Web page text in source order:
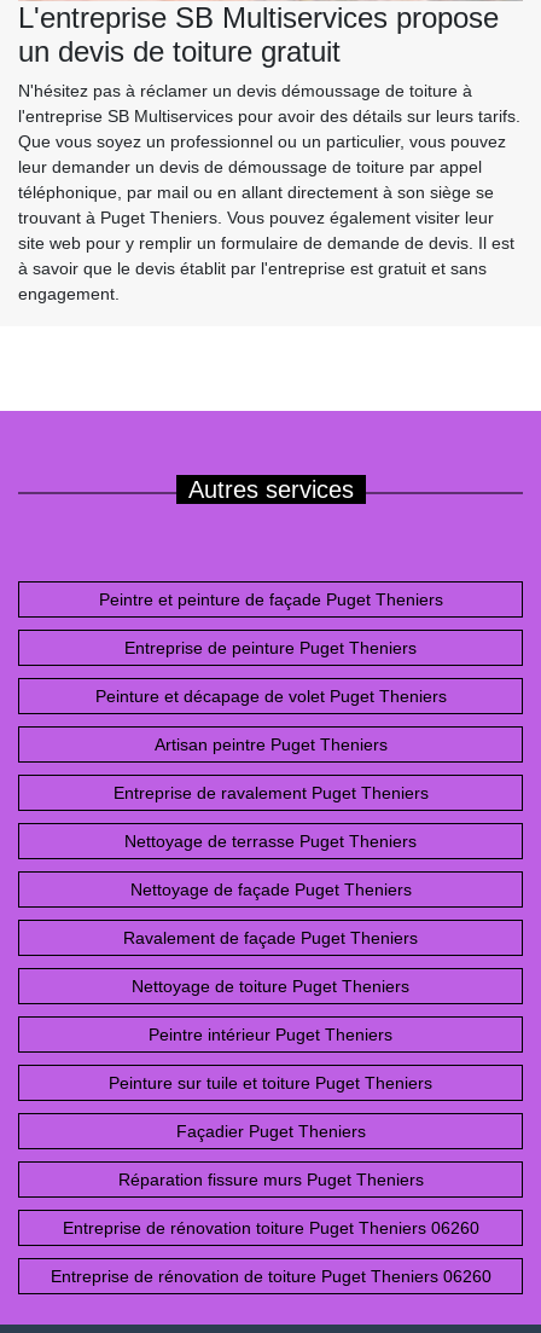
L'entreprise SB Multiservices propose
un devis de toiture gratuit
N'hésitez pas à réclamer un devis démoussage de toiture à
l'entreprise SB Multiservices pour avoir des détails sur leurs tarifs.
Que vous soyez un professionnel ou un particulier, vous pouvez
leur demander un devis de démoussage de toiture par appel
téléphonique, par mail ou en allant directement à son siège se
trouvant à Puget Theniers. Vous pouvez également visiter leur
site web pour y remplir un formulaire de demande de devis. Il est
à savoir que le devis établit par l'entreprise est gratuit et sans
engagement.
Autres services
Peintre et peinture de façade Puget Theniers
Entreprise de peinture Puget Theniers
Peinture et décapage de volet Puget Theniers
Artisan peintre Puget Theniers
Entreprise de ravalement Puget Theniers
Nettoyage de terrasse Puget Theniers
Nettoyage de façade Puget Theniers
Ravalement de façade Puget Theniers
Nettoyage de toiture Puget Theniers
Peintre intérieur Puget Theniers
Peinture sur tuile et toiture Puget Theniers
Façadier Puget Theniers
Réparation fissure murs Puget Theniers
Entreprise de rénovation toiture Puget Theniers 06260
Entreprise de rénovation de toiture Puget Theniers 06260